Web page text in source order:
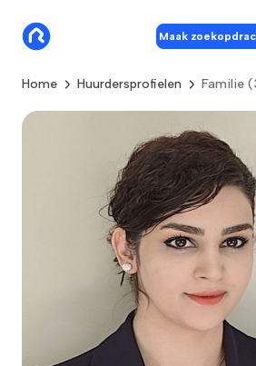
Maak
Home Huurdersprofielen Familie